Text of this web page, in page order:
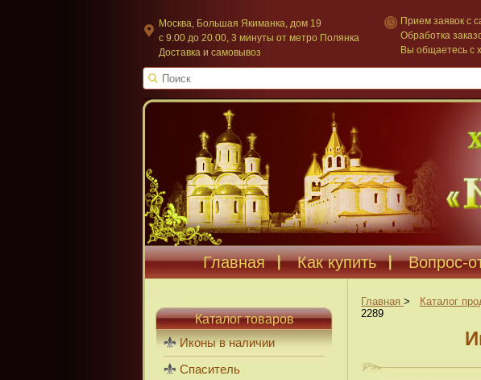
Москва, Большая Якиманка, дом 19
c 9.00 до 20.00, 3 минуты от метро Полянка
Доставка и самовывоз
Прием заявок с
Обработка
Вы общаетесь с
Главная Как купить Вопрос-
Главная > Каталог
2289
Каталог товаров
Иконы в наличии
Спаситель